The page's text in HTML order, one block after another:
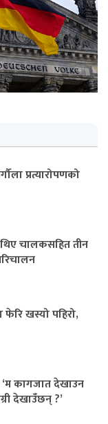
प्रत्यारोपणको
चालकसहित तीन
खस्यो पहिरो,
कागजात देखाउन
देखाउँछन् ?’